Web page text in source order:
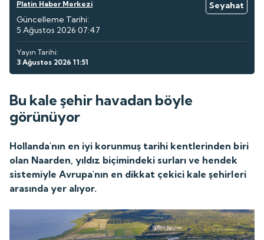
Platin Haber Merkezi
Seyahat
Güncelleme Tarihi:
5 Ağustos 2026 07:47
Yayın Tarihi:
3 Ağustos 2026 11:51
Bu kale şehir havadan böyle
görünüyor
Hollanda'nın en iyi korunmuş tarihi kentlerinden biri
olan Naarden, yıldız biçimindeki surları ve hendek
sistemiyle Avrupa'nın en dikkat çekici kale şehirleri
arasında yer alıyor.